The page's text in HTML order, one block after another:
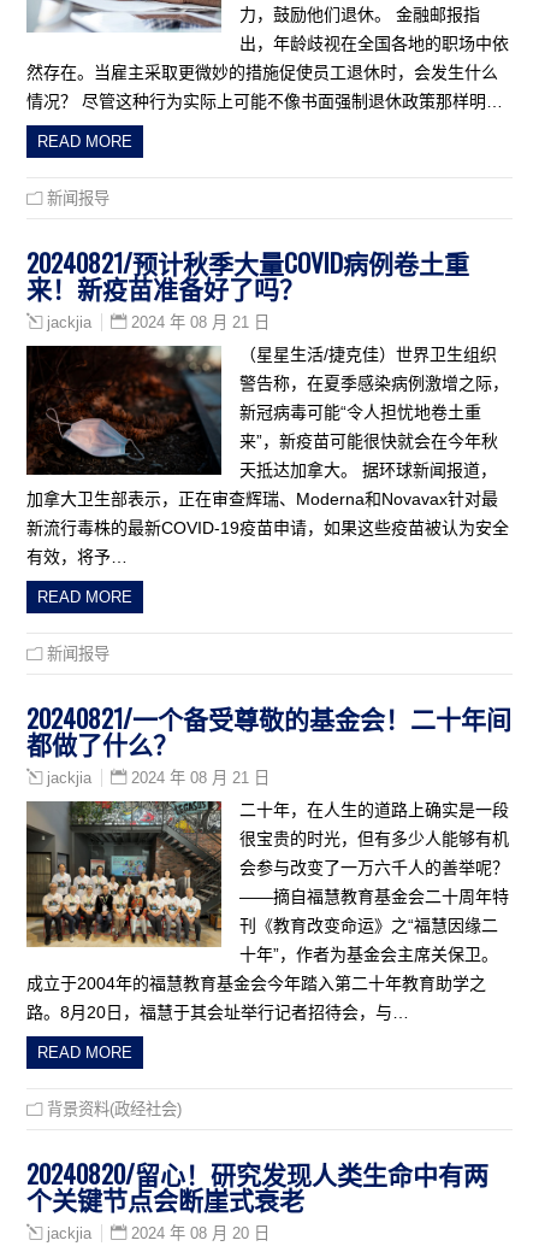
力，鼓励他们退休。 金融邮报指
出，年龄歧视在全国各地的职场中依
然存在。当雇主采取更微妙的措施促使员工退休时，会发生什么
情况？ 尽管这种行为实际上可能不像书面强制退休政策那样明…
READ MORE
新闻报导
20240821/预计秋季大量COVID病例卷土重
来！新疫苗准备好了吗？
jackjia 2024 年 08 月 21 日
（星星生活/捷克佳）世界卫生组织
警告称，在夏季感染病例激增之际，
新冠病毒可能“令人担忧地卷土重
来”，新疫苗可能很快就会在今年秋
天抵达加拿大。 据环球新闻报道，
加拿大卫生部表示，正在审查辉瑞、Moderna和Novavax针对最
新流行毒株的最新COVID-19疫苗申请，如果这些疫苗被认为安全
有效，将予…
READ MORE
新闻报导
20240821/一个备受尊敬的基金会！二十年间
都做了什么？
jackjia 2024 年 08 月 21 日
二十年，在人生的道路上确实是一段
很宝贵的时光，但有多少人能够有机
会参与改变了一万六千人的善举呢？
——摘自福慧教育基金会二十周年特
刊《教育改变命运》之“福慧因缘二
十年”，作者为基金会主席关保卫。
成立于2004年的福慧教育基金会今年踏入第二十年教育助学之
路。8月20日，福慧于其会址举行记者招待会，与…
READ MORE
背景资料(政经社会)
20240820/留心！研究发现人类生命中有两
个关键节点会断崖式衰老
jackjia 2024 年 08 月 20 日